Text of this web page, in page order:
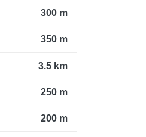
300 m
350 m
3.5 km
250 m
200 m